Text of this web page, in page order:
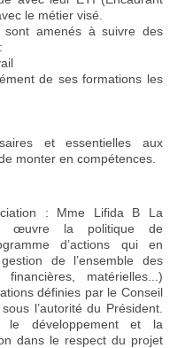
le métier visé.
amenés à suivre des
de ses formations les
et essentielles aux
monter en compétences.
: Mme Lifida B La
œuvre la politique de
d’actions qui en
de l’ensemble des
financières, matérielles...)
définies par le Conseil
l’autorité du Président.
développement et la
dans le respect du projet